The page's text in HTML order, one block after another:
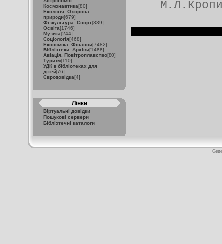
Космонавтика[80]
Екологія. Охорона
природи[679]
Фізкультура. Спорт[339]
Освіта[1746]
Музика[244]
Соціологія[468]
Економіка. Фінанси[7482]
Бібліотеки. Архіви[1488]
Авіація. Повітроплавство[80]
Туризм[110]
УДК в бібліотеках для
дітей[76]
Євродовідка[4]
Лінки
Віртуальні довідки
Пошукові сервери
Бібліотечні каталоги